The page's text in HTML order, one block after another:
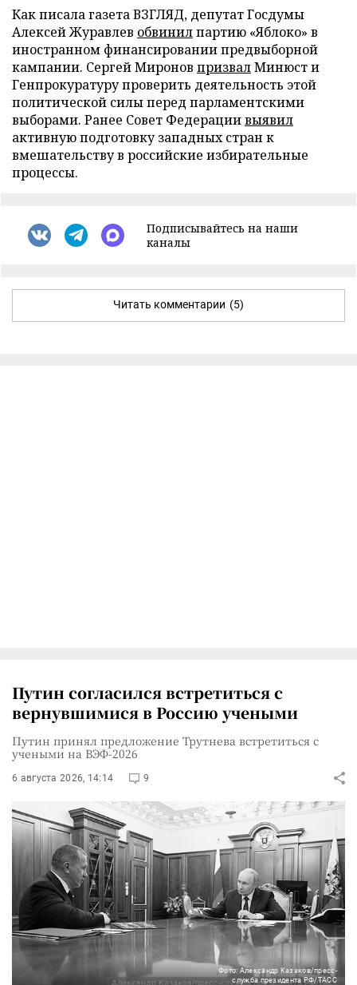
Как писала газета ВЗГЛЯД, депутат Госдумы
Алексей Журавлев обвинилпартию «Яблоко» в
иностранном финансировании предвыборной
кампании. Сергей Миронов призвалМинюст и
Генпрокуратуру проверить деятельность этой
политической силы перед парламентскими
выборами. Ранее Совет Федерациивыявил
активную подготовку западных стран к
вмешательству в российские избирательные
процессы.
Подписывайтесь на наши
каналы
Читать комментарии (5)
Путин согласился встретиться с
вернувшимися в Россию учеными
Путин принял предложение Трутнева встретиться с
учеными на ВЭФ-2026
6 августа 2026, 14:14 9
Фото: Александр Казаков/пресс-
служба президента РФ/ТАСС